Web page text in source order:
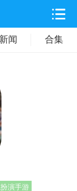
新闻 合集
演手游